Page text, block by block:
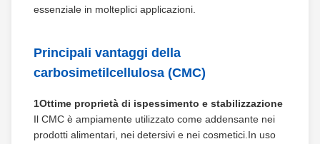
essenziale in molteplici applicazioni.
Principali vantaggi della
carbosimetilcellulosa (CMC)
1Ottime proprietà di ispessimento e stabilizzazione
Il CMC è ampiamente utilizzato come addensante nei
prodotti alimentari, nei detersivi e nei cosmetici.In uso